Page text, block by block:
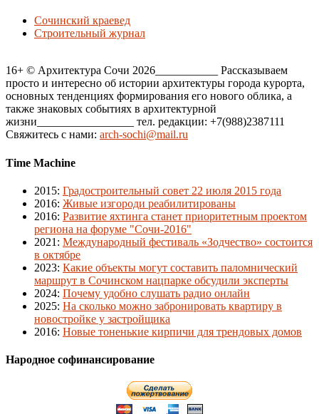
Сочинский краевед
Строительный журнал
16+ © Архитектура Сочи 2026___________ Рассказываем
просто и интересно об истории архитектуры города курорта,
основных тенденциях формирования его нового облика, а
также знаковых событиях в архитектурной
жизни_________________ тел. редакции: +7(988)2387111
Свяжитесь с нами: arch-sochi@mail.ru
Time Machine
2015: Градостроительный совет 22 июля 2015 года
2016: Живые изгороди реабилитированы
2016: Развитие яхтинга станет приоритетным проектом
региона на форуме "Сочи-2016"
2021 : Международный фестиваль «Зодчество» состоится
в октябре
2023: Какие объекты могут составить паломнический
маршрут в Сочинском нацпарке обсудили эксперты
2024: Почему удобно слушать радио онлайн
2025: На сколько можно забронировать квартиру в
новостройке у застройщика
2016: Новые тоненькие кирпичи для трендовых домов
Народное софинансирование